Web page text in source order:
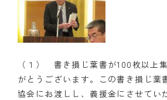
（１） 書き損じ葉書が100枚以上
がとうございます。この書き損じ葉
協会にお渡しし、義援金にさせてい